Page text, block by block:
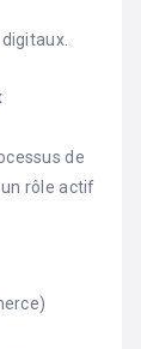
de
rôle actif